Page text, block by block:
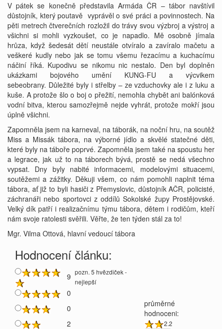
V pátek se konečně představila Armáda ČR – tábor navštívil
důstojník, který poutavě vyprávěl o své práci a povinnostech. Na
pěti metrech čtverečních rozložil do trávy svou výzbroj a výstroj a
všichni si mohli vyzkoušet, co je napadlo. Mě osobně jímala
hrůza, když šedesát dětí neustále otvíralo a zavíralo mačetu a
veškeré kudly nebo jak se tomu všemu řezacímu a kuchacímu
náčiní říká. Kupodivu se nikomu nic nestalo. Den byl doplněn
ukázkami bojového umění KUNG-FU a výcvikem
sebeobrany. Důležité byly i střelby – ze vzduchovky ale i z luku a
kuše. A protože šlo o boj o přežití, nemohla chybět ani balónková
vodní bitva, kterou samozřejmě nejde vyhrát, protože mokří jsou
úplně všichni.
Zapomněla jsem na karneval, na táborák, na noční hru, na soutěž
Miss a Missák tábora, na výborné jídlo a skvělé statečné děti,
které byly na táboře poprvé. Zapomněla jsem také na spoustu her
a legrace, jak už to na táborech bývá, prostě se nedá všechno
vypsat. Dny byly nabité informacemi, modelovými situacemi,
soutěžemi a zážitky. Děkuji všem, co nám pomohli naplnit téma
tábora, ať již to byli hasiči z Přemyslovic, důstojník AČR, policisté,
záchranáři nebo sportovci z oddílů Sokolské župy Prostějovské.
Velký dík patří i realizačnímu týmu tábora, dětem i rodičům, kteří
nám svoje ratolesti svěřili. Věřte, že ten týden stál za to!
Mgr. Vilma Ottová, hlavní vedoucí tábora
Hodnocení článku:
9 pozn. 5 hvězdiček -
nejlepší
0
0
průměrné
hodnoceni:
2
2.2